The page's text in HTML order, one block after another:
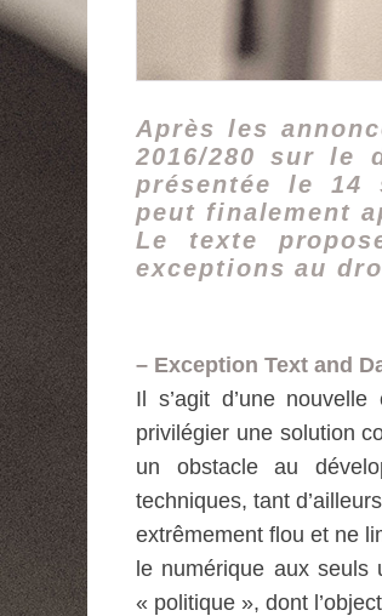
Après les
2016/280 sur le
présentée le 14
peut finalement
Le texte
exceptions au
– Exception Text and
Il s’agit d’une
privilégier une solution
un obstacle au
techniques, tant
extrêmement flou et ne
le numérique aux seuls
« politique », dont